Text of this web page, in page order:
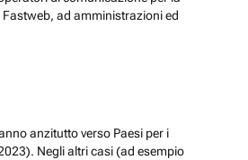
ad amministrazioni ed
anzitutto verso Paesi per i
Negli altri casi (ad esempio